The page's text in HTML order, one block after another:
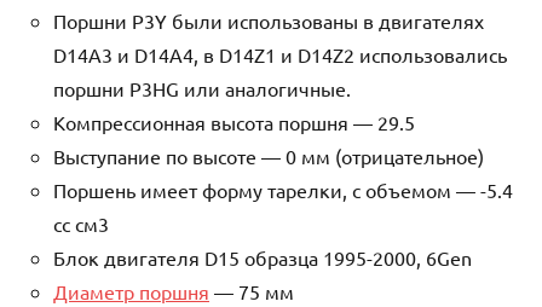
Поршни P3Y были использованы в двигателях
D14A3 и D14A4, в D14Z1 и D14Z2 использовались
поршни P3HG или аналогичные.
Компрессионная высота поршня — 29.5
Выступание по высоте — 0 мм (отрицательное)
Поршень имеет форму тарелки, с объемом — -5.4
cc см3
Блок двигателя D15 образца 1995-2000, 6Gen
Диаметр поршня — 75 мм